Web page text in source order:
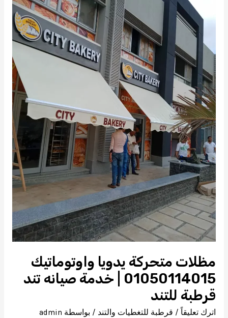
مظلات متحركة يدويا واوتوماتيك
01050114015 | خدمة صيانه تند
قرطبة للتند
اترك تعليقاً / قرطبة للتغطيات والتند / بواسطة admin